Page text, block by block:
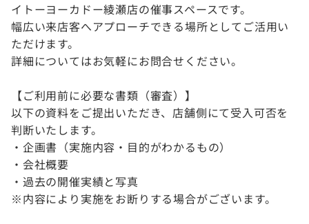
イトーヨーカドー綾瀬店の催事スペースです。
幅広い来店客へアプローチできる場所としてご活用い
ただけます。
詳細についてはお気軽にお問合せください。
【ご利用前に必要な書類（審査）】
以下の資料をご提出いただき、店舗側にて受入可否を
判断いたします。
・企画書（実施内容・目的がわかるもの）
・会社概要
・過去の開催実績と写真
※内容により実施をお断りする場合がございます。